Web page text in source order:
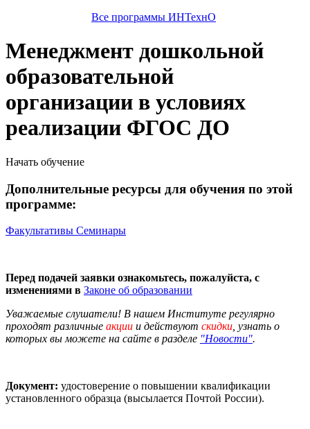
Все программы ИНТехнО
Менеджмент дошкольной
образовательной
организации в условиях
реализации ФГОС ДО
Начать обучение
Дополнительные ресурсы для обучения по этой
программе:
Факультативы Семинары
Перед подачей заявки ознакомьтесь, пожалуйста, с
изменениями в Законе об образовании
Уважаемые слушатели! В нашем Институте регулярно
проходят различные акции и действуют скидки , узнать о
которых вы можете на сайте в разделе "Новости".
Документ: удостоверение о повышении квалификации
установленного образца (высылается Почтой России).